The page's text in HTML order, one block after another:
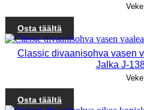
Veke
Osta täältä
Classic divaanisohva vasen
Jalka J-
Veke
Osta täältä